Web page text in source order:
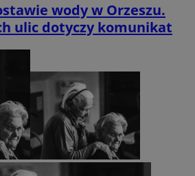
wody w Orzeszu.
ulic dotyczy komunikat